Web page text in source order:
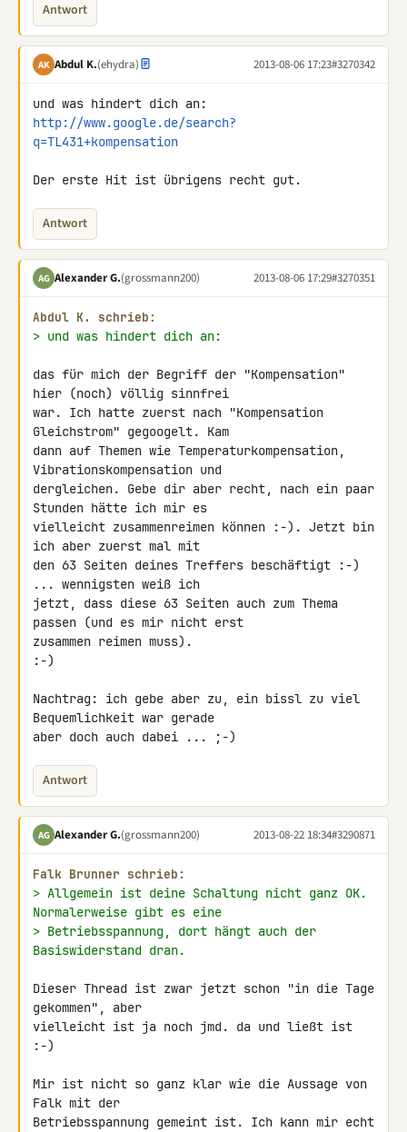
Antwort
AK Abdul K.(ehydra) 2013-08-06 17:23#3270342
http://www.google.de/search?
q=TL431+kompensation
Der erste Hit ist übrigens recht gut.
Antwort
AG Alexander G.(grossmann200) 2013-08-06 17:29#3270351
Abdul K. schrieb:
> und was hindert dich an:
das für mich der Begriff der "Kompensation"
hier (noch) völlig sinnfrei
war. Ich hatte zuerst nach "Kompensation
Gleichstrom" gegoogelt. Kam
dann auf Themen wie Temperaturkompensation,
Vibrationskompensation und
dergleichen. Gebe dir aber recht, nach ein paar
Stunden hätte ich mir es
vielleicht zusammenreimen können :-). Jetzt bin
ich aber zuerst mal mit
den 63 Seiten deines Treffers beschäftigt :-)
... wennigsten weiß ich
jetzt, dass diese 63 Seiten auch zum Thema
passen (und es mir nicht erst
zusammen reimen muss).
:-)
Nachtrag: ich gebe aber zu, ein bissl zu viel
Bequemlichkeit war gerade
aber doch auch dabei ... ;-)
Antwort
AG Alexander G.(grossmann200) 2013-08-22 18:34#3290871
Falk Brunner schrieb:
> Allgemein ist deine Schaltung nicht ganz OK.
Normalerweise gibt es eine
> Betriebsspannung, dort hängt auch der
Basiswiderstand dran.
Dieser Thread ist zwar jetzt schon "in die Tage
gekommen", aber
vielleicht ist ja noch jmd. da und ließt ist
:-)
Mir ist nicht so ganz klar wie die Aussage von
Falk mit der
Betriebsspannung gemeint ist. Ich kann mir echt